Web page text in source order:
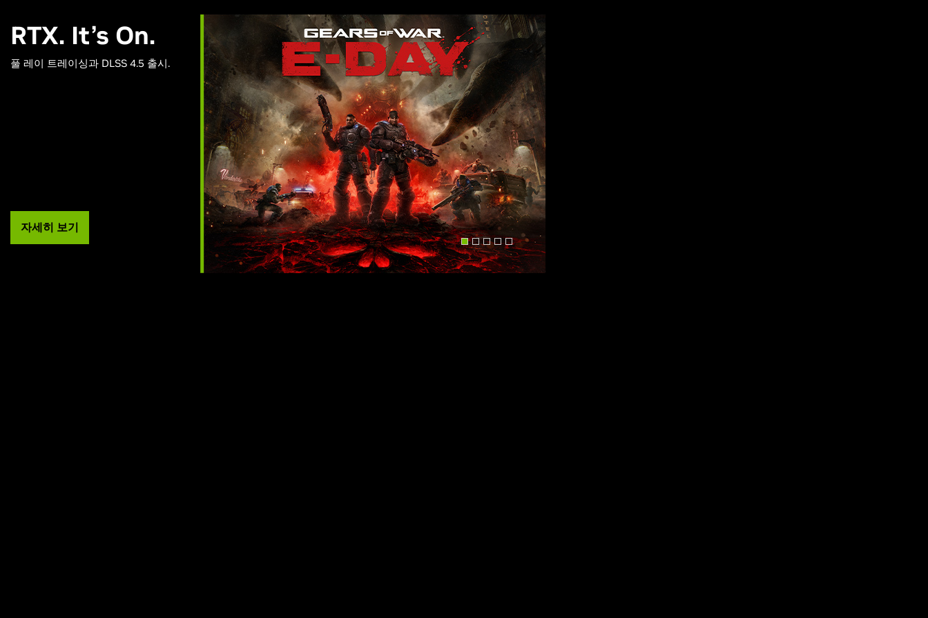
RTX. It’s On.
풀 레이 트레이싱과 DLSS 4.5 출시.
자세히 보기